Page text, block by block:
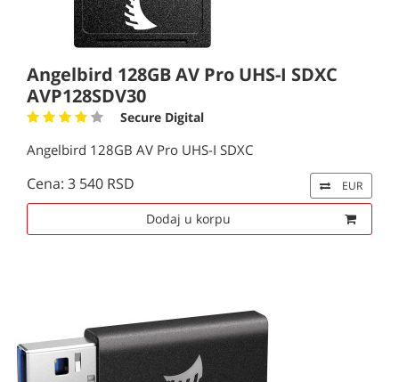
Angelbird 128GB AV Pro UHS-I SDXC
AVP128SDV30
Secure Digital
Angelbird 128GB AV Pro UHS-I SDXC
Cena: 3 540 RSD EUR
Dodaj u korpu